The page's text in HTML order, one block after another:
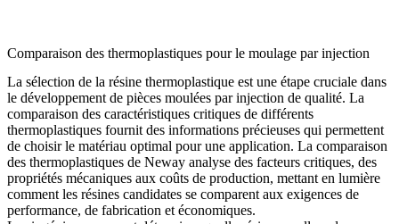
Comparaison des thermoplastiques pour le moulage par injection
La sélection de la résine thermoplastique est une étape cruciale dans
le développement de pièces moulées par injection de qualité. La
comparaison des caractéristiques critiques de différents
thermoplastiques fournit des informations précieuses qui permettent
de choisir le matériau optimal pour une application. La comparaison
des thermoplastiques de Neway analyse des facteurs critiques, des
propriétés mécaniques aux coûts de production, mettant en lumière
comment les résines candidates se comparent aux exigences de
performance, de fabrication et économiques.